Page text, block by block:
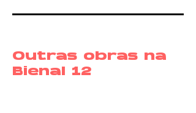
Outras obras na
Bienal 12